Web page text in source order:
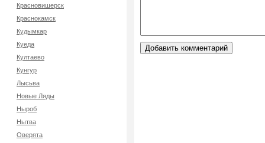
Красновишерск
Краснокамск
Кудымкар
Куеда
Култаево
Кунгур
Лысьва
Новые Ляды
Ныроб
Нытва
Оверята